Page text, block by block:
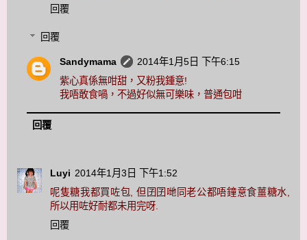
回覆
回覆
Sandymama
2014年1月5日 下午6:15
紫心真係無咁甜，又粉我鍾意!
我唔敢食喎，不過好似無可樂味，普通包咁
回覆
Luyi 2014年1月3日 下午1:52
呢隻糖我都買咗包, 但囝囝哋同老公都唔鐘意食薑糖水,
所以用咗好耐都未用完呀.
回覆